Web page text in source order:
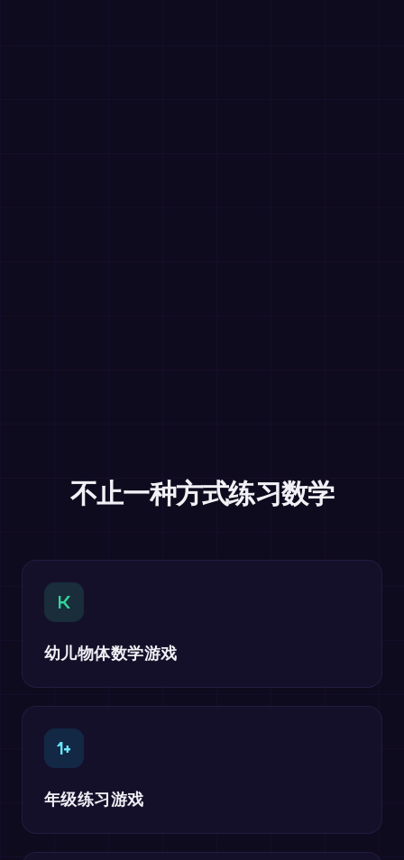
不止一种方式练习数学
K
幼儿物体数学游戏
1+
年级练习游戏